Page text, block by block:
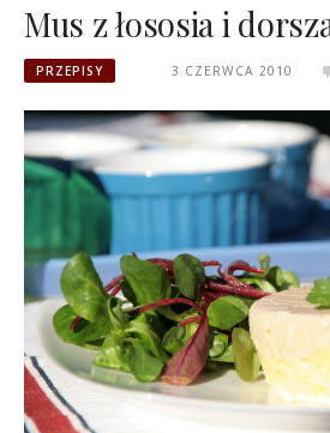
Mus z łososia i
PRZEPISY 3 CZERWCA 2010